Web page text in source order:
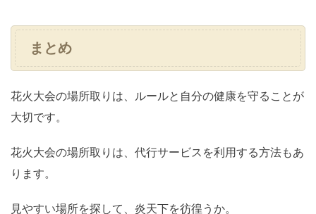
まとめ
花火大会の場所取りは、ルールと自分の健康を守ることが
大切です。
花火大会の場所取りは、代行サービスを利用する方法もあ
ります。
見やすい場所を探して、炎天下を彷徨うか。